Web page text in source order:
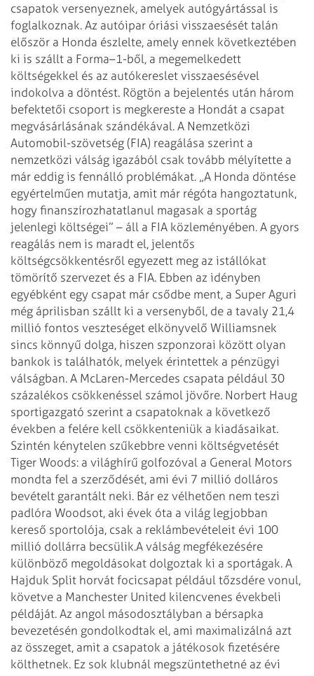
csapatok versenyeznek, amelyek autógyártással is
foglalkoznak. Az autóipar óriási visszaesését talán
először a Honda észlelte, amely ennek következtében
ki is szállt a Forma–1-ből, a megemelkedett
költségekkel és az autókereslet visszaesésével
indokolva a döntést. Rögtön a bejelentés után három
befektetői csoport is megkereste a Hondát a csapat
megvásárlásának szándékával. A Nemzetközi
Automobil-szövetség (FIA) reagálása szerint a
nemzetközi válság igazából csak tovább mélyítette a
már eddig is fennálló problémákat. „A Honda döntése
egyértelműen mutatja, amit már régóta hangoztatunk,
hogy finanszírozhatatlanul magasak a sportág
jelenlegi költségei” – áll a FIA közleményében. A gyors
reagálás nem is maradt el, jelentős
költségcsökkentésről egyezett meg az istállókat
tömörítő szervezet és a FIA. Ebben az idényben
egyébként egy csapat már csődbe ment, a Super Aguri
még áprilisban szállt ki a versenyből, de a tavaly 21,4
millió fontos veszteséget elkönyvelő Williamsnek
sincs könnyű dolga, hiszen szponzorai között olyan
bankok is találhatók, melyek érintettek a pénzügyi
válságban. A McLaren-Mercedes csapata például 30
százalékos csökkenéssel számol jövőre. Norbert Haug
sportigazgató szerint a csapatoknak a következő
években a felére kell csökkenteniük a kiadásaikat.
Szintén kénytelen szűkebbre venni költségvetését
Tiger Woods: a világhírű golfozóval a General Motors
mondta fel a szerződését, ami évi 7 millió dolláros
bevételt garantált neki. Bár ez vélhetően nem teszi
padlóra Woodsot, aki évek óta a világ legjobban
kereső sportolója, csak a reklámbevételeit évi 100
millió dollárra becsülik.A válság megfékezésére
különböző megoldásokat dolgoztak ki a sportágak. A
Hajduk Split horvát focicsapat például tőzsdére vonul,
követve a Manchester United kilencvenes évekbeli
példáját. Az angol másodosztályban a bérsapka
bevezetésén gondolkodtak el, ami maximalizálná azt
az összeget, amit a csapatok a játékosok fizetésére
költhetnek. Ez sok klubnál megszüntethetné az évi